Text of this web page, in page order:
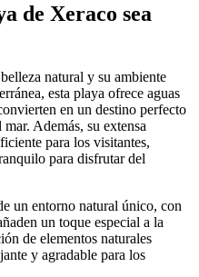
de Xeraco sea
natural y su ambiente
esta playa ofrece aguas
en un destino perfecto
Además, su extensa
para los visitantes,
para disfrutar del
un entorno natural único, con
un toque especial a la
de elementos naturales
y agradable para los